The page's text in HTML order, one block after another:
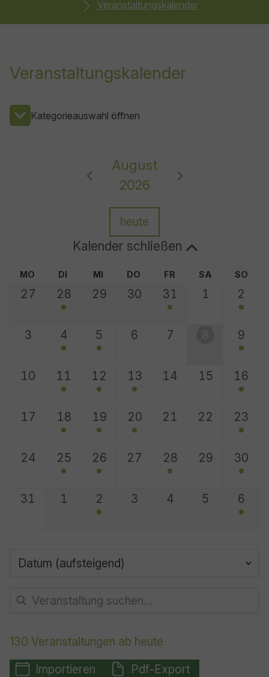
Veranstaltungskalender
Veranstaltungskalender
Kategorieauswahl öffnen
130 Veranstaltungen ab heute
Importieren
Pdf-Export